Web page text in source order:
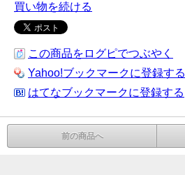
買い物を続ける
この商品をログピでつぶやく
Yahoo!ブックマークに登録する
はてなブックマークに登録する
前の商品へ